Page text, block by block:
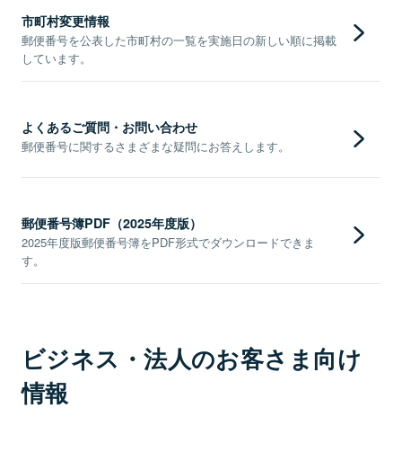
市町村変更情報
郵便番号を公表した市町村の一覧を実施日の新しい順に掲載
しています。
よくあるご質問・お問い合わせ
郵便番号に関するさまざまな疑問にお答えします。
郵便番号簿PDF（2025年度版）
2025年度版郵便番号簿をPDF形式でダウンロードできま
す。
ビジネス・法人のお客さま向け
情報